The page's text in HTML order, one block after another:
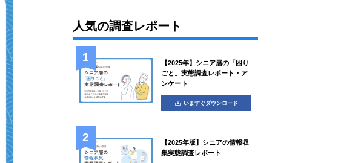
人気の調査レポート
【2025年】シニア層の「困り
ごと」実態調査レポート・ア
ンケート
いますぐダウンロード
【2025年版】シニアの情報収
集実態調査レポート